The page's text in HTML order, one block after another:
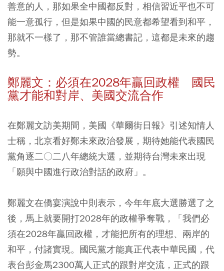
善意的人，那如果全中國都反對，相信習近平也不可
能一意孤行，但是如果中國的民意都希望看到和平，
那就不一樣了，那不管誰當總書記，這都是未來的趨
勢。
鄭麗文：必須在2028年贏回政權 國民
黨才能和對岸、美國交流合作
在鄭麗文訪美期間，美國《華爾街日報》引述知情人
士稱，北京看好鄭未來政治發展，期待她能代表國民
黨角逐二〇二八年總統大選，並期待台灣未來出現
「願與中國進行政治對話的政府」。
鄭麗文在僑宴演說中則表示，今年年底大選勝選了之
後，馬上就要開打2028年的政權爭奪戰，「我們必
須在2028年贏回政權，才能把所有的理想、兩岸的
和平，付諸實現。國民黨才能真正代表中華民國，代
表台彭金馬2300萬人正式的跟對岸交流，正式的跟